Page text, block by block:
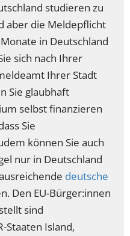
studieren zu
aber die Meldepflicht
in Deutschland
sich nach Ihrer
Ihrer Stadt
Sie glaubhaft
selbst finanzieren
Sie
können Sie auch
nur in Deutschland
deutsche
Den EU-Bürger:innen
sind
Staaten Island,